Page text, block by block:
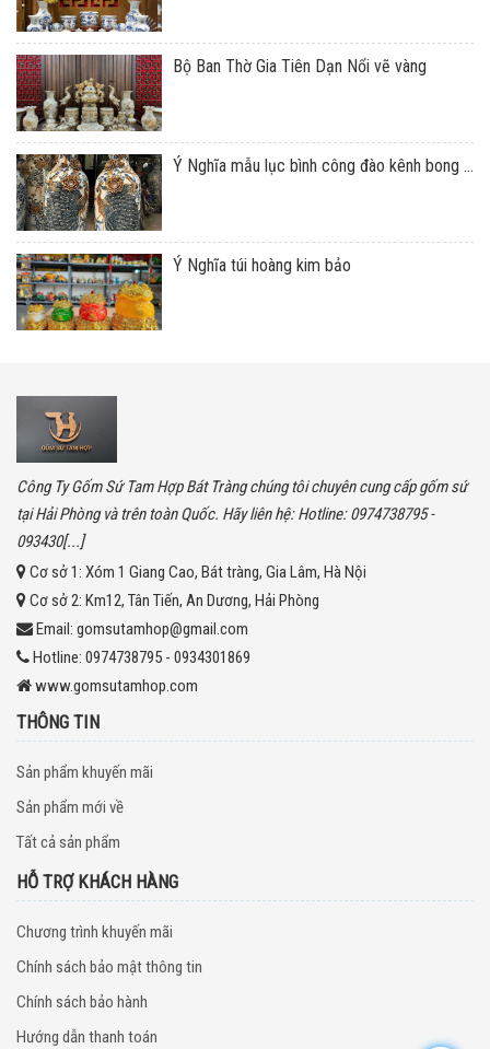
Bộ Ban Thờ Gia Tiên Dạn Nổi vẽ vàng
Ý Nghĩa mẫu lục bình công đào kênh bong ...
Ý Nghĩa túi hoàng kim bảo
Công Ty Gốm Sứ Tam Hợp Bát Tràng chúng tôi chuyên cung cấp gốm sứ
tại Hải Phòng và trên toàn Quốc. Hãy liên hệ: Hotline: 0974738795 -
093430[...]
Cơ sở 1: Xóm 1 Giang Cao, Bát tràng, Gia Lâm, Hà Nội
Cơ sở 2: Km12, Tân Tiến, An Dương, Hải Phòng
Email: gomsutamhop@gmail.com
Hotline: 0974738795 - 0934301869
www.gomsutamhop.com
THÔNG TIN
Sản phẩm khuyến mãi
Sản phẩm mới về
Tất cả sản phẩm
HỖ TRỢ KHÁCH HÀNG
Chương trình khuyến mãi
Chính sách bảo mật thông tin
Chính sách bảo hành
Hướng dẫn thanh toán